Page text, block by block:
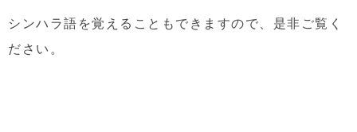
シンハラ語を覚えることもできますので、是非ご覧く
ださい。